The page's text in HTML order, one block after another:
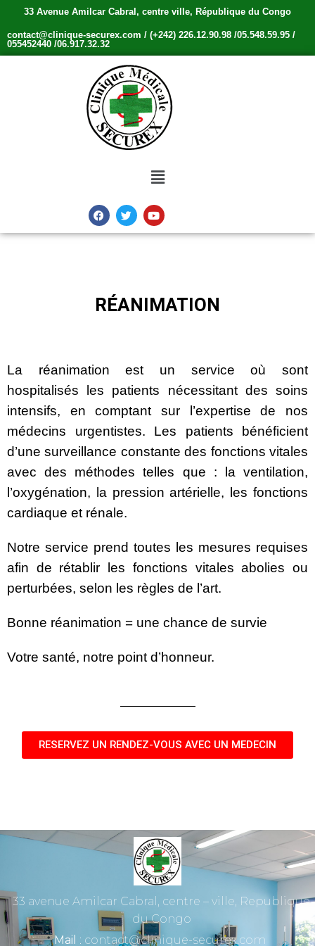
33 Avenue Amilcar Cabral, centre ville, République du Congo
contact@clinique-securex.com / (+242) 226.12.90.98 /05.548.59.95 /
055452440 /06.917.32.32
RÉANIMATION
La réanimation est un service où sont
hospitalisés les patients nécessitant des soins
intensifs, en comptant sur l’expertise de nos
médecins urgentistes. Les patients bénéficient
d’une surveillance constante des fonctions vitales
avec des méthodes telles que : la ventilation,
l’oxygénation, la pression artérielle, les fonctions
cardiaque et rénale.
Notre service prend toutes les mesures requises
afin de rétablir les fonctions vitales abolies ou
perturbées, selon les règles de l’art.
Bonne réanimation = une chance de survie
Votre santé, notre point d’honneur.
RESERVEZ UN RENDEZ-VOUS AVEC UN MEDECIN
33 avenue Amilcar Cabral, centre – ville, Republique
du Congo
Mail : contact@clinique-securex.com